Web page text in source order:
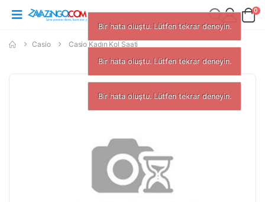
0
Casio Casio Kadın Kol Saati
Bir hata oluştu. Lütfen tekrar
Bir hata oluştu.